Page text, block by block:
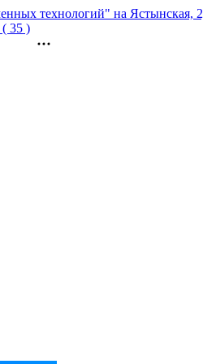
технологий" на Ястынская,
35 )